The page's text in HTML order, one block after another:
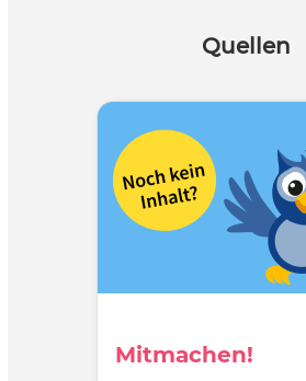
Quellen
Mitmachen!